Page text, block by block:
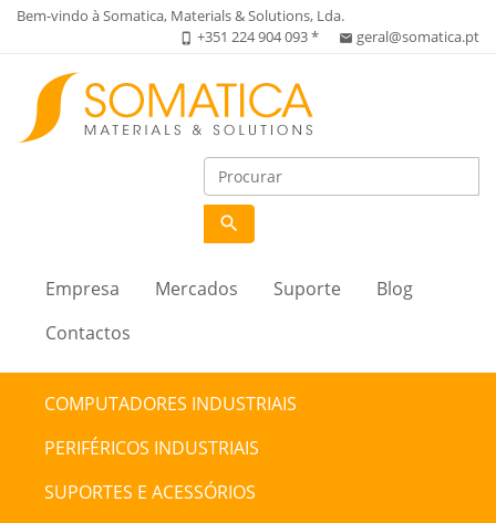
Bem-vindo à Somatica, Materials & Solutions, Lda.
phone_iphone +351 224 904 093 * email geral@somatica.pt
search
Empresa Mercados Suporte
Blog
Contactos
COMPUTADORES INDUSTRIAIS
PERIFÉRICOS INDUSTRIAIS
SUPORTES E ACESSÓRIOS